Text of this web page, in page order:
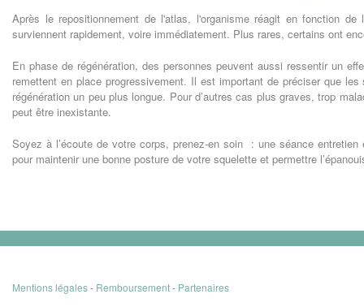
Après le repositionnement de l'atlas, l'organisme réagit en fonction
surviennent rapidement, voire immédiatement. Plus rares, certains ont
En phase de régénération, des personnes peuvent aussi ressentir un
remettent en place progressivement. Il est important de préciser que
régénération un peu plus longue. Pour d’autres cas plus graves, trop
peut être inexistante.
Soyez à l’écoute de votre corps, prenez-en soin : une séance
pour maintenir une bonne posture de votre squelette et permettre
Mentions légales- Remboursement- Partenaires